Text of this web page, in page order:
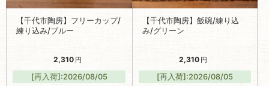
【千代市陶房】フリーカップ/
練り込み/ブルー
2,310 円
[再入荷]:2026/08/05
【千代市陶房】飯碗/練り込
み/グリーン
2,310 円
[再入荷]:2026/08/05